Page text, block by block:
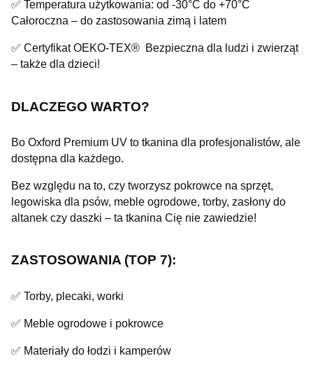
✅ Temperatura użytkowania: od -30°C do +70°C
Całoroczna – do zastosowania zimą i latem
✅ Certyfikat OEKO-TEX® Bezpieczna dla ludzi i zwierząt
– także dla dzieci!
DLACZEGO WARTO?
Bo Oxford Premium UV to tkanina dla profesjonalistów, ale
dostępna dla każdego.
Bez względu na to, czy tworzysz pokrowce na sprzęt,
legowiska dla psów, meble ogrodowe, torby, zasłony do
altanek czy daszki – ta tkanina Cię nie zawiedzie!
ZASTOSOWANIA (TOP 7):
✅ Torby, plecaki, worki
✅ Meble ogrodowe i pokrowce
✅ Materiały do łodzi i kamperów